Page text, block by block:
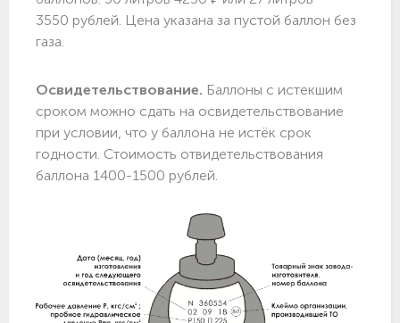
3550 рублей. Цена указана за пустой баллон без
газа.
Освидетельствование. Баллоны с истекшим
сроком можно сдать на освидетельствование
при условии, что у баллона не истёк срок
годности. Стоимость отвидетельствования
баллона 1400-1500 рублей.